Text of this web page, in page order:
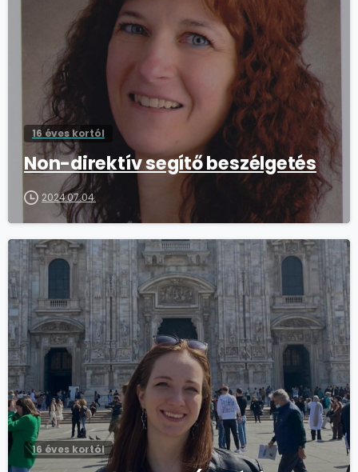
16 éves kortól
Non-direktív segítő beszélgetés
2024.07.04.
16 éves kortól